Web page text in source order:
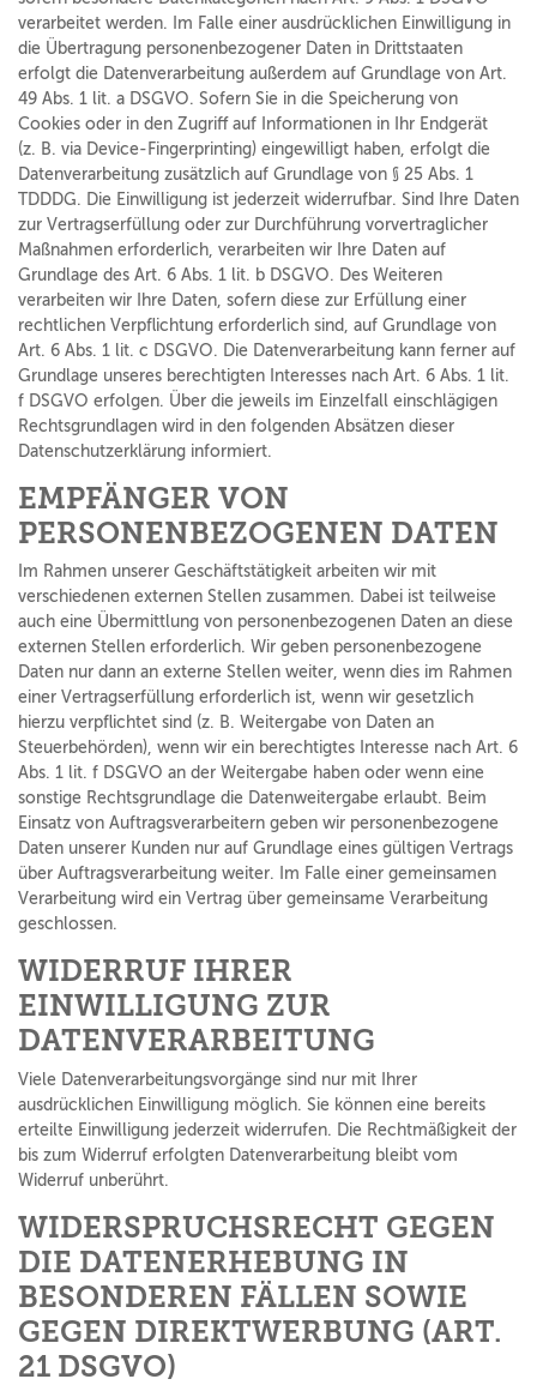
verarbeitet werden. Im Falle einer ausdrücklichen Einwilligung in
die Übertragung personenbezogener Daten in Drittstaaten
erfolgt die Datenverarbeitung außerdem auf Grundlage von Art.
49 Abs. 1 lit. a DSGVO. Sofern Sie in die Speicherung von
Cookies oder in den Zugriff auf Informationen in Ihr Endgerät
(z. B. via Device-Fingerprinting) eingewilligt haben, erfolgt die
Datenverarbeitung zusätzlich auf Grundlage von § 25 Abs. 1
TDDDG. Die Einwilligung ist jederzeit widerrufbar. Sind Ihre Daten
zur Vertragserfüllung oder zur Durchführung vorvertraglicher
Maßnahmen erforderlich, verarbeiten wir Ihre Daten auf
Grundlage des Art. 6 Abs. 1 lit. b DSGVO. Des Weiteren
verarbeiten wir Ihre Daten, sofern diese zur Erfüllung einer
rechtlichen Verpflichtung erforderlich sind, auf Grundlage von
Art. 6 Abs. 1 lit. c DSGVO. Die Datenverarbeitung kann ferner auf
Grundlage unseres berechtigten Interesses nach Art. 6 Abs. 1 lit.
f DSGVO erfolgen. Über die jeweils im Einzelfall einschlägigen
Rechtsgrundlagen wird in den folgenden Absätzen dieser
Datenschutzerklärung informiert.
EMPFÄNGER VON
PERSONENBEZOGENEN DATEN
Im Rahmen unserer Geschäftstätigkeit arbeiten wir mit
verschiedenen externen Stellen zusammen. Dabei ist teilweise
auch eine Übermittlung von personenbezogenen Daten an diese
externen Stellen erforderlich. Wir geben personenbezogene
Daten nur dann an externe Stellen weiter, wenn dies im Rahmen
einer Vertragserfüllung erforderlich ist, wenn wir gesetzlich
hierzu verpflichtet sind (z. B. Weitergabe von Daten an
Steuerbehörden), wenn wir ein berechtigtes Interesse nach Art. 6
Abs. 1 lit. f DSGVO an der Weitergabe haben oder wenn eine
sonstige Rechtsgrundlage die Datenweitergabe erlaubt. Beim
Einsatz von Auftragsverarbeitern geben wir personenbezogene
Daten unserer Kunden nur auf Grundlage eines gültigen Vertrags
über Auftragsverarbeitung weiter. Im Falle einer gemeinsamen
Verarbeitung wird ein Vertrag über gemeinsame Verarbeitung
geschlossen.
WIDERRUF IHRER
EINWILLIGUNG ZUR
DATENVERARBEITUNG
Viele Datenverarbeitungsvorgänge sind nur mit Ihrer
ausdrücklichen Einwilligung möglich. Sie können eine bereits
erteilte Einwilligung jederzeit widerrufen. Die Rechtmäßigkeit der
bis zum Widerruf erfolgten Datenverarbeitung bleibt vom
Widerruf unberührt.
WIDERSPRUCHSRECHT GEGEN
DIE DATENERHEBUNG IN
BESONDEREN FÄLLEN SOWIE
GEGEN DIREKTWERBUNG (ART.
21 DSGVO)